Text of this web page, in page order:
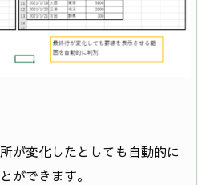
が変化したとしても自動的に
ができます。